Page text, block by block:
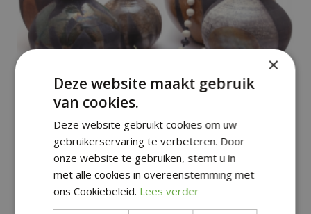
Keramiek
×
Deze website maakt gebruik
van cookies.
Deze website gebruikt cookies om uw
gebruikerservaring te verbeteren. Door
onze website te gebruiken, stemt u in
met alle cookies in overeenstemming met
ons Cookiebeleid. Lees verder